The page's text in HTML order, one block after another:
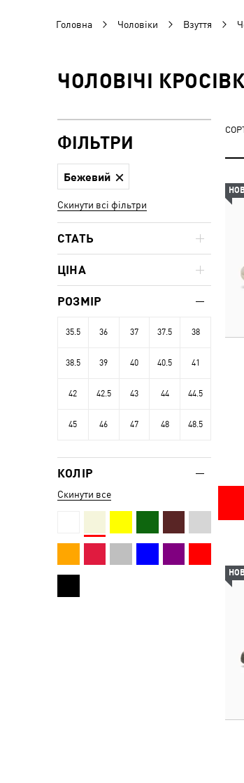
Головна Чоловіки Взуття
ЧОЛОВІЧІ
ФІЛЬТРИ
Бежевий
Скинути всі фільтри
СТАТЬ
ЦІНА
РОЗМІР
35.5 36 37 37.5 38
38.5 39 40 40.5 41
42 42.5 43 44 44.5
45 46 47 48 48.5
КОЛІР
Скинути все